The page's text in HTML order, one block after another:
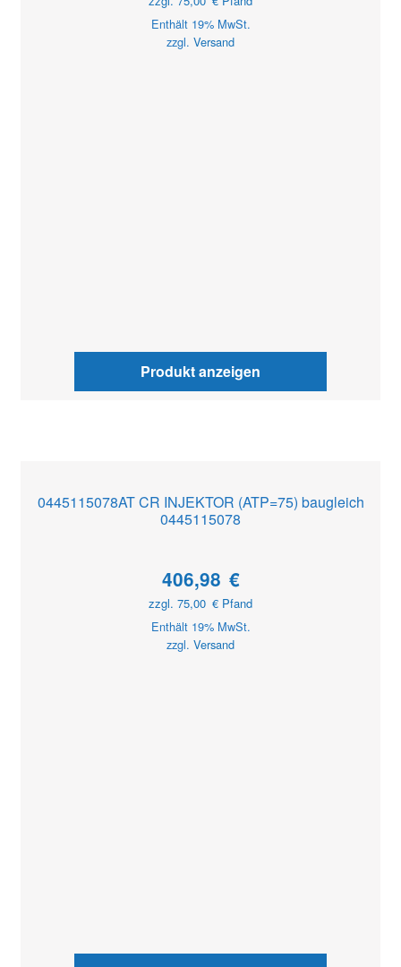
Enthält 19% MwSt.
zzgl. Versand
Produkt anzeigen
0445115078AT CR INJEKTOR (ATP=75) baugleich
0445115078
406,98 €
zzgl. 75,00 € Pfand
Enthält 19% MwSt.
zzgl. Versand